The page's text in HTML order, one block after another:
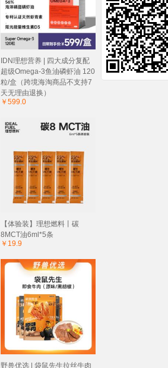
IDN理想营养 | 四大成分复配
超级Omega-3鱼油磷虾油 120
粒/盒（跨境海淘商品不支持7
天无理由退换）
￥599.0
【体验装】理想燃料丨碳
8MCT油6ml*5条
￥19.9
野兽优选 | 袋鼠先生拉丝牛肉